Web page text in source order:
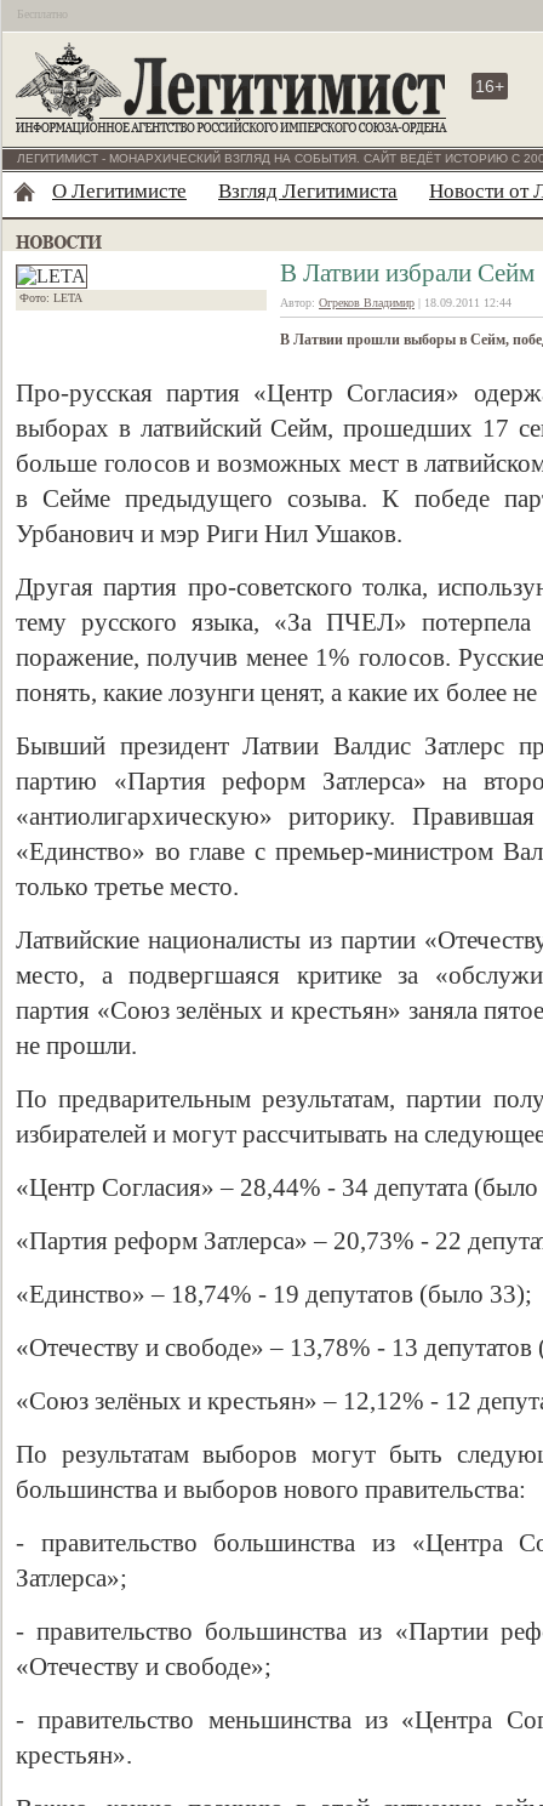
Бесплатно
16+
ЛЕГИТИМИСТ - МОНАРХИЧЕСКИЙ ВЗГЛЯД НА СОБЫТИЯ. САЙТ ВЕДЁТ ИСТОРИЮ С
О Легитимисте Взгляд Легитимиста Новости от
Фото: LETA
В Латвии избрали Сейм
Автор: Огреков Владимир | 18.09.2011 12:44
В Латвии прошли выборы в Сейм,
Про-русская партия «Центр Согласия»
выборах в латвийский Сейм, прошедших 17
больше голосов и возможных мест в
в Сейме предыдущего созыва. К победе
Урбанович и мэр Риги Нил Ушаков.
Другая партия про-советского толка,
тему русского языка, «За ПЧЕЛ»
поражение, получив менее 1% голосов.
понять, какие лозунги ценят, а какие их более
Бывший президент Латвии Валдис Затлерс
партию «Партия реформ Затлерса» на
«антиолигархическую» риторику.
«Единство» во главе с премьер-министром
только третье место.
Латвийские националисты из партии
место, а подвергшаяся критике за
партия «Союз зелёных и крестьян» заняла
не прошли.
По предварительным результатам, партии
избирателей и могут рассчитывать на
«Центр Согласия» – 28,44% - 34 депутата
«Партия реформ Затлерса» – 20,73% - 22
«Единство» – 18,74% - 19 депутатов (было 33);
«Отечеству и свободе» – 13,78% - 13
«Союз зелёных и крестьян» – 12,12% - 12
По результатам выборов могут быть
большинства и выборов нового правительства:
- правительство большинства из «Центра
Затлерса»;
- правительство большинства из «Партии
«Отечеству и свободе»;
- правительство меньшинства из «Центра
крестьян».